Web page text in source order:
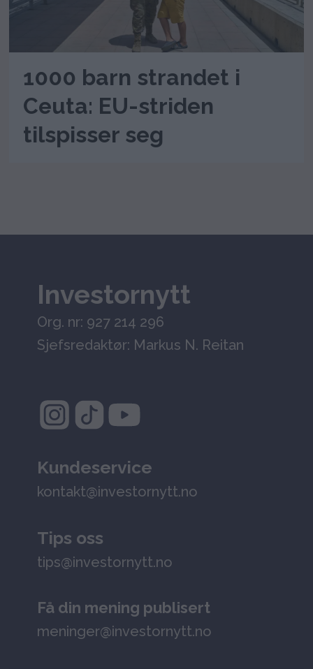
1000 barn strandet i
Ceuta: EU-striden
tilspisser seg
Investornytt
Org. nr: 927 214 296
Sjefsredaktør: Markus N. Reitan
Kundeservice
kontakt@investornytt.no
Tips oss
tips@investornytt.no
Få din mening publisert
meninger@investornytt.no